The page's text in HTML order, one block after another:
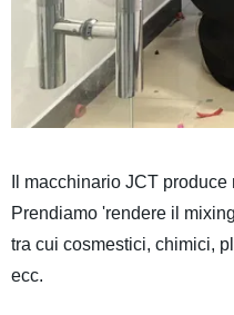
Il macchinario JCT
Prendiamo 'rendere il
tra cui cosmestici, chimici,
ecc.